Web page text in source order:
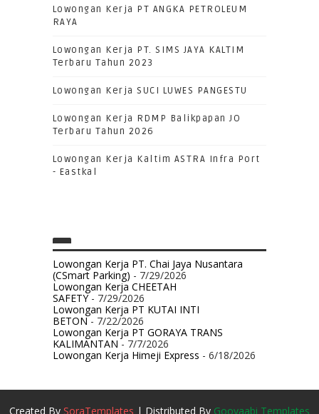
Lowongan Kerja PT ANGKA PETROLEUM
RAYA
Lowongan Kerja PT. SIMS JAYA KALTIM
Terbaru Tahun 2023
Lowongan Kerja SUCI LUWES PANGESTU
Lowongan Kerja RDMP Balikpapan JO
Terbaru Tahun 2026
Lowongan Kerja Kaltim ASTRA Infra Port
- Eastkal
Lowongan Kerja PT. Chai Jaya Nusantara
(CSmart Parking) - 7/29/2026
Lowongan Kerja CHEETAH
SAFETY- 7/29/2026
Lowongan Kerja PT KUTAI INTI
BETON- 7/22/2026
Lowongan Kerja PT GORAYA TRANS
KALIMANTAN- 7/7/2026
Lowongan Kerja Himeji Express - 6/18/2026
Created By SoraTemplates | Distributed By Gooyaabi Templates